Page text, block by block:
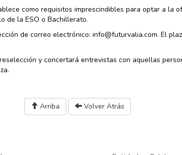
como requisitos imprescindibles para optar a la
de la ESO o Bachillerato.
de correo electrónico: info@futurvalia.com. El
y concertará entrevistas con aquellas
Arriba Volver Atrás